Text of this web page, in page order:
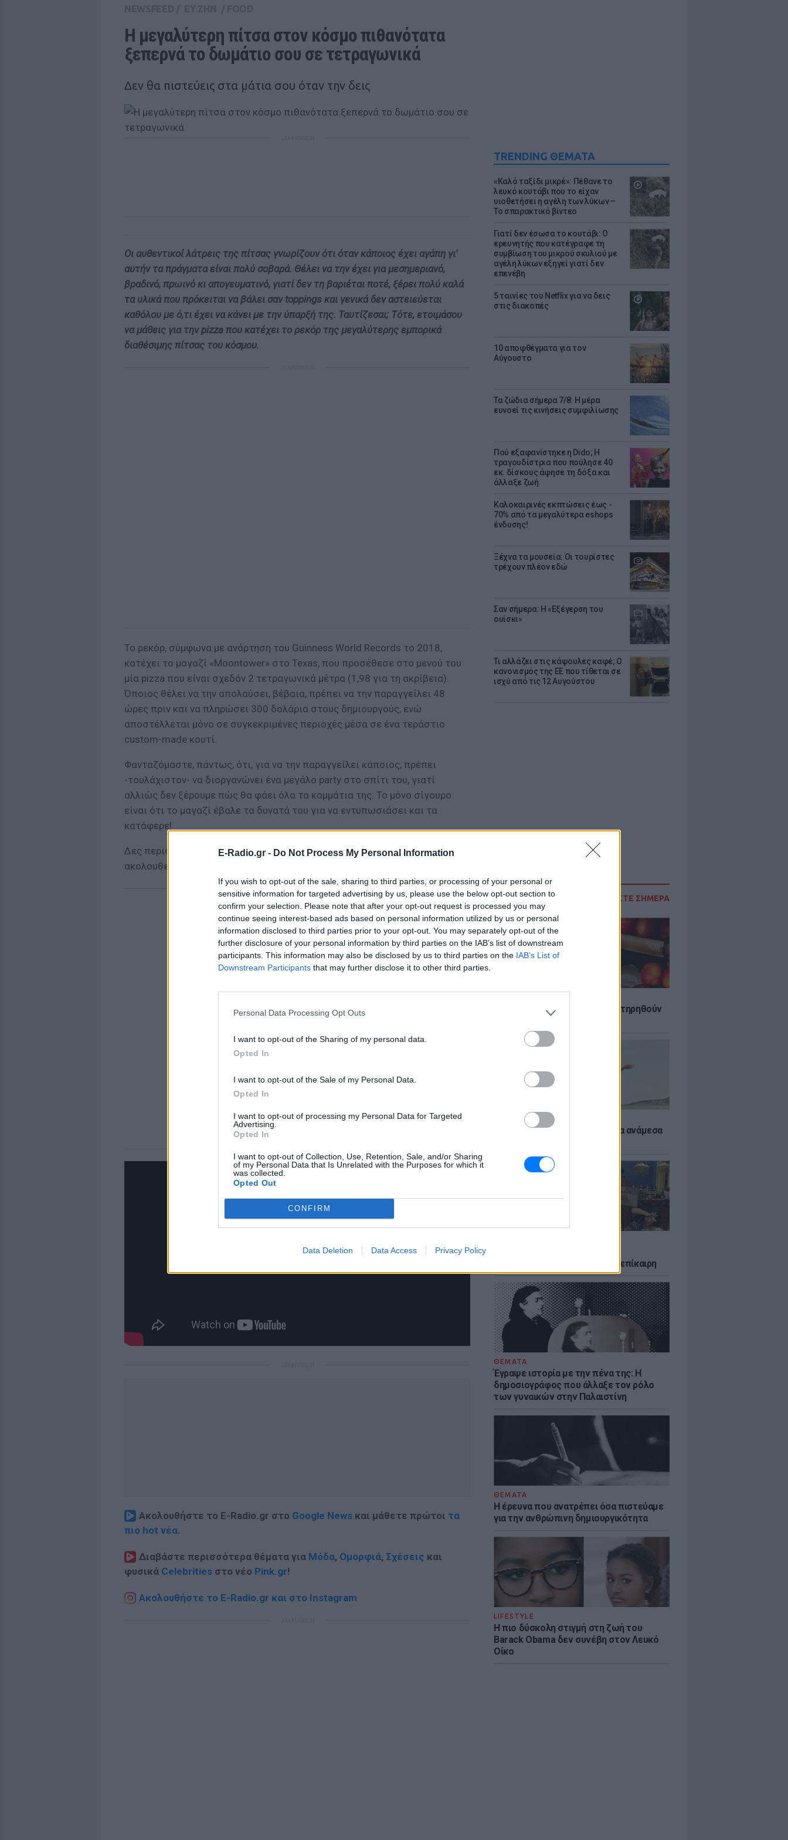
E-Radio.gr - Do Not Process My Personal Information
If you wish to opt-out of the sale, sharing to third parties, or processing of your personal or
sensitive information for targeted advertising by us, please use the below opt-out section to
confirm your selection. Please note that after your opt-out request is processed you may
continue seeing interest-based ads based on personal information utilized by us or personal
information disclosed to third parties prior to your opt-out. You may separately opt-out of the
further disclosure of your personal information by third parties on the IAB’s list of downstream
participants. This information may also be disclosed by us to third parties on the IAB’s List of
Downstream Participants that may further disclose it to other third parties.
Personal Data Processing Opt Outs
I want to opt-out of the Sharing of my personal data.
Opted In
I want to opt-out of the Sale of my Personal Data.
Opted In
I want to opt-out of processing my Personal Data for Targeted
Advertising.
Opted In
I want to opt-out of Collection, Use, Retention, Sale, and/or Sharing
of my Personal Data that Is Unrelated with the Purposes for which it
was collected.
Opted Out
CONFIRM
Data Deletion Data Access Privacy Policy
TRENDING ΘΕΜΑΤΑ
«Καλό ταξίδι μικρέ»: Πέθανε το
λευκό κουτάβι που το είχαν
υιοθετήσει η αγέλη των λύκων –
Το σπαρακτικό βίντεο
Γιατί δεν έσωσα το κουτάβι: Ο
ερευνητής που κατέγραφε τη
συμβίωση του μικρού σκυλιού με
αγέλη λύκων εξηγεί γιατί δεν
επενέβη
5 ταινίες του Netflix για να δεις
στις διακοπές
10 αποφθέγματα για τον
Αύγουστο
Τα ζώδια σήμερα 7/8: Η μέρα
ευνοεί τις κινήσεις συμφιλίωσης
Πού εξαφανίστηκε η Dido; Η
τραγουδίστρια που πούλησε 40
εκ. δίσκους άφησε τη δόξα και
άλλαξε ζωή
Καλοκαιρινές εκπτώσεις έως -
70% από τα μεγαλύτερα eshops
ένδυσης!
Ξέχνα τα μουσεία: Οι τουρίστες
τρέχουν πλέον εδώ
Σαν σήμερα: Η «Εξέγερση του
ουίσκι»
Τι αλλάζει στις κάψουλες καφέ; Ο
κανονισμός της ΕΕ που τίθεται σε
ισχύ από τις 12 Αυγούστου
ΔΙΑΒΑΣΤΕ ΣΗΜΕΡΑ
6 φρούτα που μπορουν να διατηρηθούν
Πώς να αποφύγεις το σύγκαμα ανάμεσα
νεοπλουτισμό και παραμένει επίκαιρη
ΘΕΜΑΤΑ
Έγραψε ιστορία με την πένα της: Η
δημοσιογράφος που άλλαξε τον ρόλο
των γυναικών στην Παλαιστίνη
ΘΕΜΑΤΑ
Η έρευνα που ανατρέπει όσα πιστεύαμε
για την ανθρώπινη δημιουργικότητα
LIFESTYLE
Η πιο δύσκολη στιγμή στη ζωή του
Barack Obama δεν συνέβη στον Λευκό
Οίκο
Η μεγαλύτερη πίτσα στον κόσμο πιθανότατα
ξεπερνά το δωμάτιο σου σε τετραγωνικά
Δεν θα πιστεύεις στα μάτια σου όταν την δεις
Οι αυθεντικοί λάτρεις της πίτσας γνωρίζουν ότι όταν κάποιος έχει αγάπη γι'
αυτήν τα πράγματα είναι πολύ σοβαρά. Θέλει να την έχει για μεσημεριανό,
βραδινό, πρωινό κι απογευματινό, γιατί δεν τη βαριέται ποτέ, ξέρει πολύ καλά
τα υλικά που πρόκειται να βάλει σαν toppings και γενικά δεν αστειεύεται
καθόλου με ό,τι έχει να κάνει με την ύπαρξή της. Ταυτίζεσαι; Τότε, ετοιμάσου
να μάθεις για την pizza που κατέχει το ρεκόρ της μεγαλύτερης εμπορικά
διαθέσιμης πίτσας του κόσμου.
Το ρεκόρ, σύμφωνα με ανάρτηση του Guinness World Records το 2018,
κατέχει το μαγαζί «Moontower» στο Texas, που προσέθεσε στο μενού του
μία pizza που είναι σχεδόν 2 τετραγωνικά μέτρα (1,98 για τη ακρίβεια).
Όποιος θέλει να την απολαύσει, βέβαια, πρέπει να την παραγγείλει 48
ώρες πριν και να πληρώσει 300 δολάρια στους δημιουργούς, ενώ
αποστέλλεται μόνο σε συγκεκριμένες περιοχές μέσα σε ένα τεράστιο
custom-made κουτί.
Φανταζόμαστε, πάντως, ότι, για να την παραγγείλει κάποιος, πρέπει
-τουλάχιστον- να διοργανώνει ένα μεγάλο party στο σπίτι του, γιατί
αλλιώς δεν ξέρουμε πώς θα φάει όλα τα κομμάτια της. Το μόνο σίγουρο
είναι ότι το μαγαζί έβαλε τα δυνατά του για να εντυπωσιάσει και τα
κατάφερε!
Δες περισσότερα για την τεράστια, λαχταριστή pizza στο βίντεο που
ακολουθεί.
Ακολουθήστε το E-Radio.gr στο Google News και μάθετε πρώτοι τα
πιο hot νέα.
Διαβάστε περισσότερα θέματα για Μόδα, Ομορφιά, Σχέσεις και
φυσικά Celebrities στο νέο Pink.gr!
Ακολουθήστε το E-Radio.gr και στο Instagram